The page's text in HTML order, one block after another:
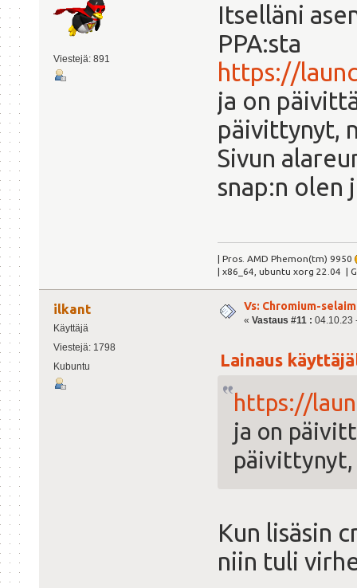
Viestejä: 891
Itselläni
PPA:sta
https://
ja on
päivittynyt,
Sivun
snap:n olen
| Pros. AMD Phemon(tm) 9950
| x86_64, ubuntu xorg 22.04 |
ilkant
Käyttäjä
Viestejä: 1798
Kubuntu
Vs: Chromium-
« Vastaus #11 : 04.10.23
Lainaus
https://
ja on
päivittynyt,
Kun lisäsin
niin tuli